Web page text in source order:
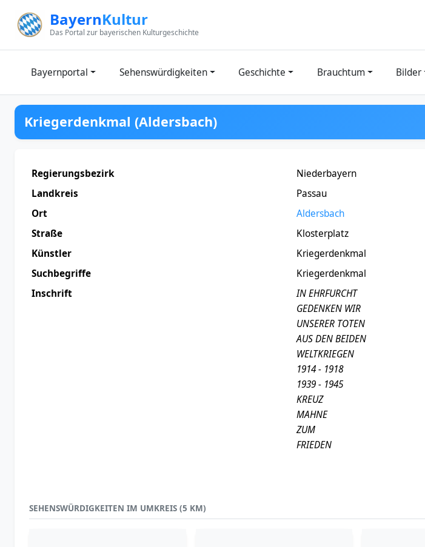
BayernKultur
Das Portal zur bayerischen Kulturgeschichte
Bayernportal Sehenswürdigkeiten Geschichte Brauchtum Bilder
Kriegerdenkmal (Aldersbach)
Regierungsbezirk
Niederbayern
Landkreis
Passau
Ort
Aldersbach
Straße
Klosterplatz
Künstler
Kriegerdenkmal
Suchbegriffe
Kriegerdenkmal
Inschrift
IN EHRFURCHT
GEDENKEN WIR
UNSERER TOTEN
AUS DEN BEIDEN
WELTKRIEGEN
1914 - 1918
1939 - 1945
KREUZ
MAHNE
ZUM
FRIEDEN
SEHENSWÜRDIGKEITEN IM UMKREIS (5 KM)